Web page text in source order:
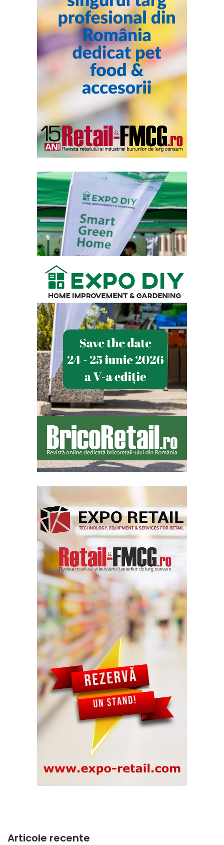
Articole recente